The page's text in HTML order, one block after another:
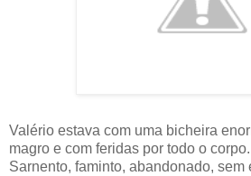
Valério estava com uma bicheira
magro e com feridas por todo o corpo.
Sarnento, faminto, abandonado,